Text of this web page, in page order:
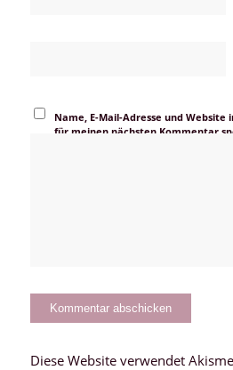
Name, E-Mail-Adresse und Website
für meinen nächsten Kommentar
Diese Website verwendet